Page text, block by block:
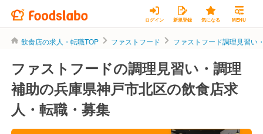
ログイン 新規登録 気になる MENU
飲食店の求人・転職TOP ファストフード ファストフード調理見習い
ファストフードの調理見習い・調理
補助の兵庫県神戸市北区の飲食店求
人・転職・募集